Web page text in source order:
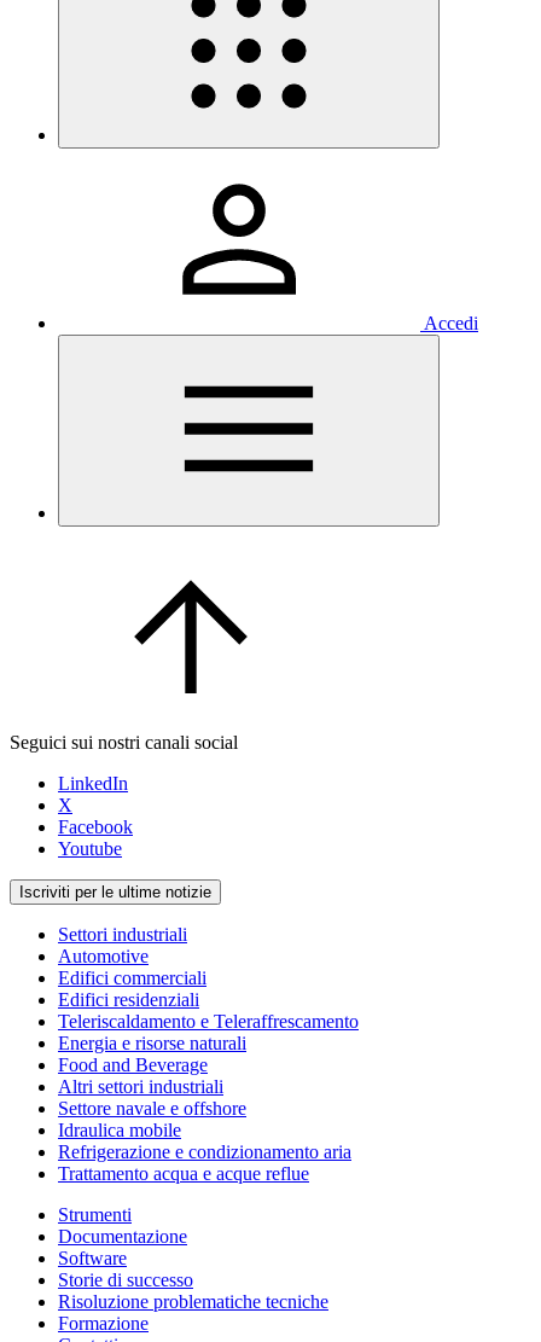
Accedi
Seguici sui nostri canali social
LinkedIn
X
Facebook
Youtube
Iscriviti per le ultime notizie
Settori industriali
Automotive
Edifici commerciali
Edifici residenziali
Teleriscaldamento e Teleraffrescamento
Energia e risorse naturali
Food and Beverage
Altri settori industriali
Settore navale e offshore
Idraulica mobile
Refrigerazione e condizionamento aria
Trattamento acqua e acque reflue
Strumenti
Documentazione
Software
Storie di successo
Risoluzione problematiche tecniche
Formazione